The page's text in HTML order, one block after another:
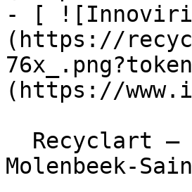
- [
(https://
(https://
Molenbeek-